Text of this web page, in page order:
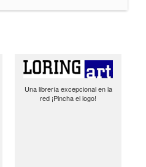
Una librería excepcional en la
red ¡Pincha el logo!